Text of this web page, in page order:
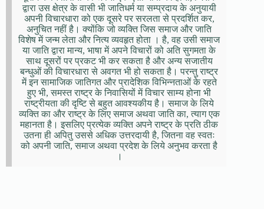
द्वारा उस क्षेत्र के वासी भी जातिधर्म या सम्प्रदाय के अनुयायी
अपनी विचारधारा को एक दूसरे पर सरलता से प्रदर्शित कर,
अनुचित नहीं है। क्योंकि जो व्यक्ति जिस समाज और जाति
विशेष में जन्म लेता और नित्य व्यवहृत होता । है, वह उसी समाज
या जाति द्वारा मान्य, भाषा में अपने विचारों को अति सुगमता के
साथ दूसरों पर प्रकट भी कर सकता है और अन्य सजातीय
बन्धुओं की विचारधारा से अवगत भी हो सकता है। परन्तु राष्ट्र
में इन सामाजिक जातिगत और प्रादेशिक विभिन्नताओं के रहते
हुए भी, समस्त राष्ट्र के निवासियों में विचार साम्य होना भी
राष्ट्रीयता की दृष्टि से बहुत आवश्यकीय है। समाज के लिये
व्यक्ति का और राष्ट्र के लिए समाज अथवा जाति का, त्याग एक
महानता है। इसलिए प्रत्येक व्यक्ति अपने राष्ट्र के प्रति ठीक
उतना ही अपितु उससे अधिक उत्तरदायी है, जितना वह स्वतः
को अपनी जाति, समाज अथवा प्रदेश के लिये अनुभव करता है
।